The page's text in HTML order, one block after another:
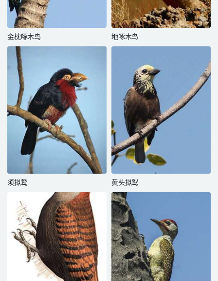
金枕啄木鸟 地啄木鸟
须拟䴕 黄头拟䴕